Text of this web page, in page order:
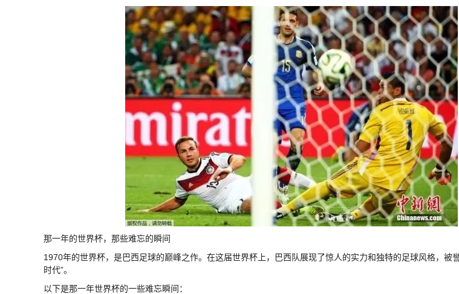
那一年的世界杯，那些难忘的瞬间
1970年的世界杯，是巴西足球的巅峰之作。在这届世界杯上，巴西队展现了惊人的实力和独特的足球风格，被
时代”。
以下是那一年世界杯的一些难忘瞬间：